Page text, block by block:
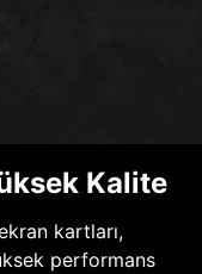
Kalite
kartları,
performans